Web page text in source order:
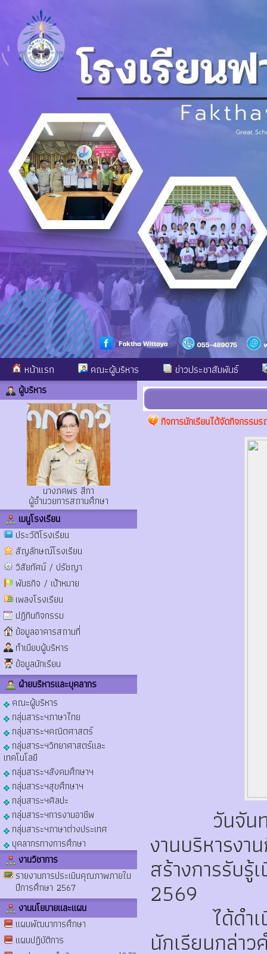
หน้าแรก คณะผู้บริหาร ข่าวประชาสัมพันธ์
ผู้บริหาร
นางภคพร สีกา
ผู้อำนวยการสถานศึกษา
เมนูโรงเรียน
ประวัติโรงเรียน
สัญลักษณ์โรงเรียน
วิสัยทัศน์ / ปรัชญา
พันธกิจ / เป้าหมาย
เพลงโรงเรียน
ปฏิทินกิจกรรม
ข้อมูลอาคารสถานที่
ทำเนียบผู้บริหาร
ข้อมูลนักเรียน
ฝ่ายบริหารและบุคลากร
คณะผู้บริหาร
กลุ่มสาระฯภาษาไทย
กลุ่มสาระฯคณิตศาสตร์
กลุ่มสาระฯวิทยาศาสตร์และ
เทคโนโลยี
กลุ่มสาระฯสังคมศึกษาฯ
กลุ่มสาระฯสุขศึกษาฯ
กลุ่มสาระฯศิลปะ
กลุ่มสาระฯการงานอาชีพ
กลุ่มสาระฯภาษาต่างประเทศ
บุคลากรทางการศึกษา
งานวิชาการ
รายงานการประเมินคุณภาพภายใน
ปีการศึกษา 2567
งานนโยบายและแผน
แผนพัฒนาการศึกษา
แผนปฏิบัติการ
กิจการนักเรียนได้จัดกิจกรรม
วันจันทร์ที่
งานบริหารง
สร้างการรับ
2569
ได้ดำเนิน
นักเรียนกล่า